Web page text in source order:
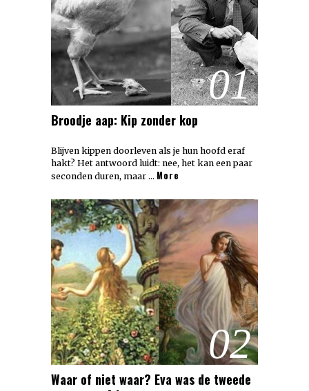
01
Broodje aap: Kip zonder kop
Blijven kippen doorleven als je hun hoofd eraf
hakt? Het antwoord luidt: nee, het kan een paar
seconden duren, maar … More
02
Waar of niet waar? Eva was de tweede